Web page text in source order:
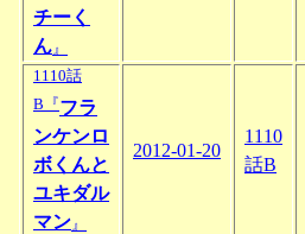
チーく
ん 』
1110話
B『フラ
ンケンロ
ボくんと
ユキダル
マン 』
2012-01-20
1110
話B